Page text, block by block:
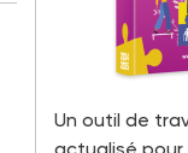
Un outil de